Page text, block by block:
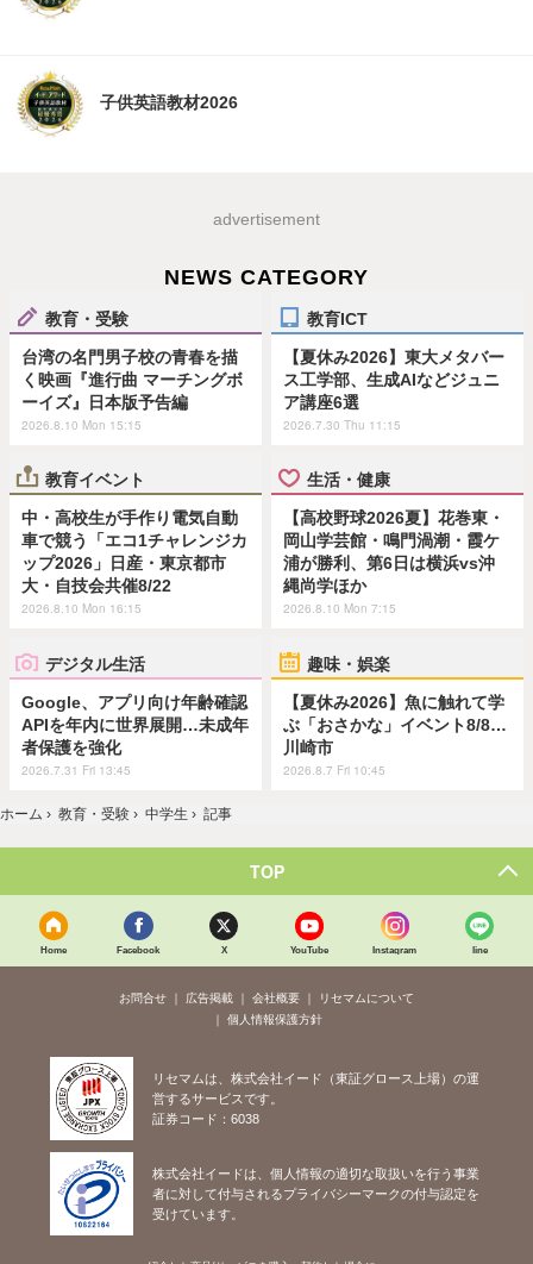
子供英語教材2026
advertisement
NEWS CATEGORY
教育・受験
台湾の名門男子校の青春を描
く映画『進行曲 マーチングボ
ーイズ』日本版予告編
2026.8.10 Mon 15:15
教育ICT
【夏休み2026】東大メタバー
ス工学部、生成AIなどジュニ
ア講座6選
2026.7.30 Thu 11:15
教育イベント
中・高校生が手作り電気自動
車で競う「エコ1チャレンジカ
ップ2026」日産・東京都市
大・自技会共催8/22
2026.8.10 Mon 16:15
生活・健康
【高校野球2026夏】花巻東・
岡山学芸館・鳴門渦潮・霞ケ
浦が勝利、第6日は横浜vs沖
縄尚学ほか
2026.8.10 Mon 7:15
デジタル生活
Google、アプリ向け年齢確認
APIを年内に世界展開…未成年
者保護を強化
2026.7.31 Fri 13:45
趣味・娯楽
【夏休み2026】魚に触れて学
ぶ「おさかな」イベント8/8…
川崎市
2026.8.7 Fri 10:45
ホーム › 教育・受験 › 中学生 › 記事
TOP
Home Facebook X YouTube Instagram line
お問合せ 広告掲載 会社概要
リセマムについて
個人情報保護方針
リセマムは、株式会社イード（東証グロース上場）の運
営するサービスです。
証券コード：6038
株式会社イードは、個人情報の適切な取扱いを行う事業
者に対して付与されるプライバシーマークの付与認定を
受けています。